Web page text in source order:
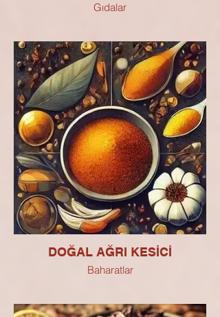
Gıdalar
DOĞAL AĞRI KESİCİ
Baharatlar